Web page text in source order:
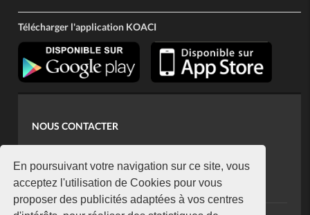
En poursuivant votre navigation sur ce site, vous
acceptez l'utilisation de Cookies pour vous
proposer des publicités adaptées à vos centres
Télécharger l'application KOACI
NOUS CONTACTER
koaci@yahoo.fr
+225 07 08 85 52 93